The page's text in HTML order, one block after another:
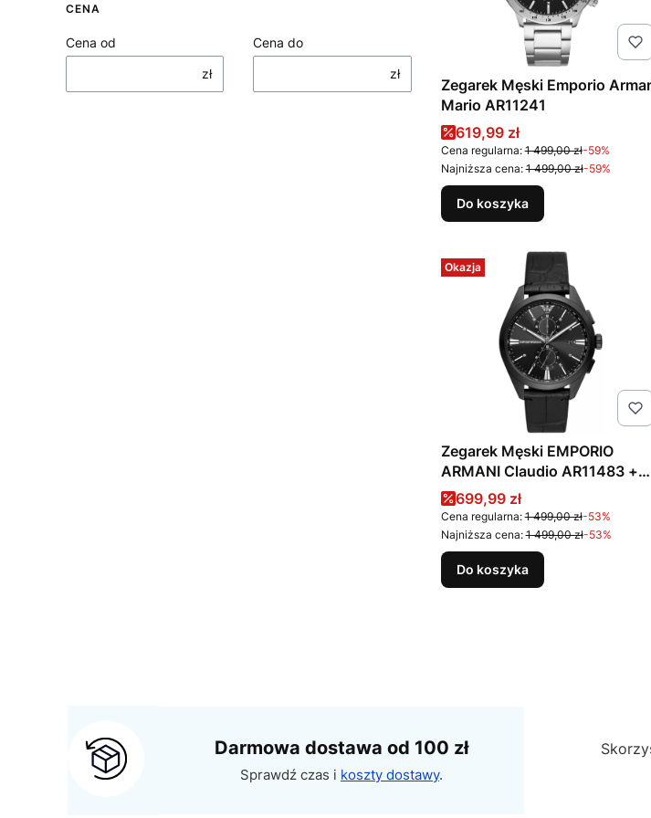
CENA
Cena od
zł
Cena do
zł
Zegarek Męski Emporio
Mario AR11241
Cena promocyjna
619,99 zł
Cena regularna: 1 499,00 zł-59%
Najniższa cena: 1 499,00 zł-59%
Do koszyka
Okazja
Zegarek Męski EMPORIO
ARMANI Claudio AR11483 +
BOX
Cena promocyjna
699,99 zł
Cena regularna: 1 499,00 zł-53%
Najniższa cena: 1 499,00 zł-53%
Do koszyka
Darmowa dostawa od 100 zł
Sprawdź czas i koszty dostawy.